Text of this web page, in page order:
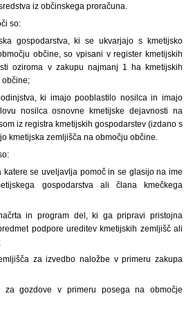
iz občinskega proračuna.
so:
gospodarstva, ki se ukvarjajo s kmetijsko
občine, so vpisani v register kmetijskih
oziroma v zakupu najmanj 1 ha kmetijskih
občine;
ki imajo pooblastilo nosilca in imajo
nosilca osnovne kmetijske dejavnosti na
iz registra kmetijskih gospodarstev (izdano s
kmetijska zemljišča na območju občine.
katere se uveljavlja pomoč in se glasijo na ime
gospodarstva ali člana kmečkega
in program del, ki ga pripravi pristojna
podpore ureditev kmetijskih zemljišč ali
za izvedbo naložbe v primeru zakupa
za gozdove v primeru posega na območje